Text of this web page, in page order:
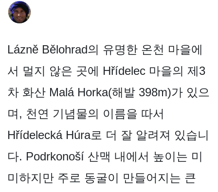
Lázně Bělohrad의 유명한 온천 마을에
서 멀지 않은 곳에 Hřídelec 마을의 제3
차 화산 Malá Horka(해발 398m)가 있으
며, 천연 기념물의 이름을 따서
Hřídelecká Húra로 더 잘 알려져 있습니
다. Podrkonoší 산맥 내에서 높이는 미
미하지만 주로 동굴이 만들어지는 큰